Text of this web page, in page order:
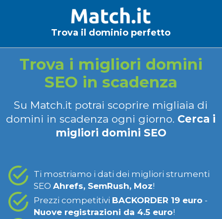
Trova il dominio perfetto
Trova i migliori domini
SEO in scadenza
Su Match.it potrai scoprire migliaia di
domini in scadenza ogni giorno. Cerca i
migliori domini SEO
Ti mostriamo i dati dei migliori strumenti
SEO Ahrefs, SemRush, Moz!
Prezzi competitivi BACKORDER 19 euro -
Nuove registrazioni da 4.5 euro!